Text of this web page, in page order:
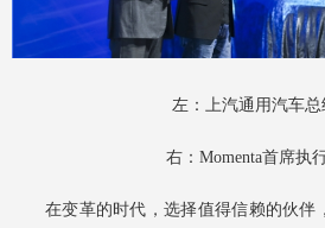
左：上汽通用汽车
右：Momenta首席执
在变革的时代，选择值得信赖的伙伴